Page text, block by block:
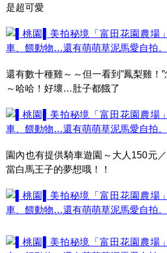
是超可愛
還有數十種雞～～但一看到”鳳梨雞！
～哈哈！好壞…肚子都餓了
園內也有提供騎車遊園～大人150元
當白馬王子的夢想哦！！